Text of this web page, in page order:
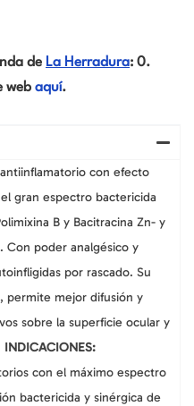
de La Herradura: 0.
web aquí.
con efecto
gran espectro bactericida
B y Bacitracina Zn- y
Con poder analgésico y
por rascado. Su
permite mejor difusión y
sobre la superficie ocular y
INDICACIONES:
con el máximo espectro
bactericida y sinérgica de